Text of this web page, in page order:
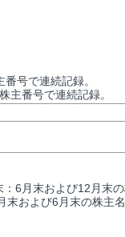
号で連続記録。
主番号で連続記録。
6月末および12月末
末および6月末の株主